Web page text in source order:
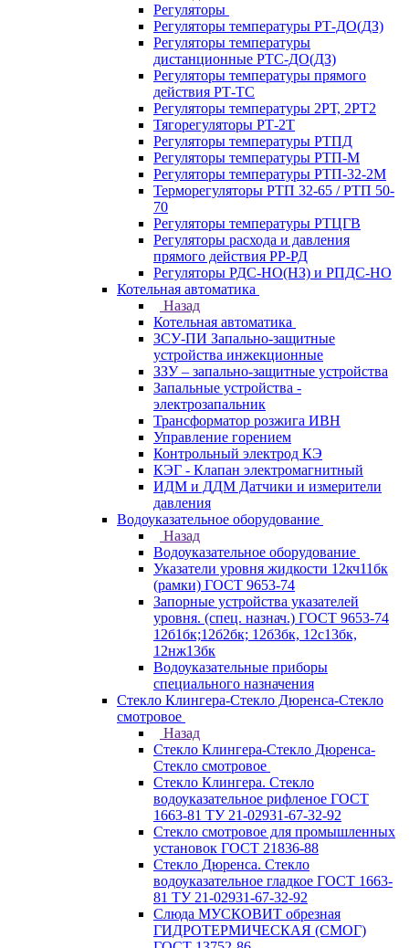
Регуляторы
Регуляторы температуры РТ-ДО(ДЗ)
Регуляторы температуры
дистанционные РТС-ДО(ДЗ)
Регуляторы температуры прямого
действия РТ-ТС
Регуляторы температуры 2РТ, 2РT2
Тягорегуляторы РТ-2Т
Регуляторы температуры РТПД
Регуляторы температуры РТП-M
Регуляторы температуры РТП-32-2М
Терморегуляторы РТП 32-65 / РТП 50-
70
Регуляторы температуры РТЦГВ
Регуляторы расхода и давления
прямого действия РР-РД
Регуляторы РДС-НО(НЗ) и РПДС-НО
Котельная автоматика
Назад
Котельная автоматика
ЗСУ-ПИ Запально-защитные
устройства инжекционные
ЗЗУ – запально-защитные устройства
Запальные устройства -
электрозапальник
Трансформатор розжига ИВН
Управление горением
Контрольный электрод КЭ
КЭГ - Клапан электромагнитный
ИДМ и ДДМ Датчики и измерители
давления
Водоуказательное оборудование
Назад
Водоуказательное оборудование
Указатели уровня жидкости 12кч11бк
(рамки) ГОСТ 9653-74
Запорные устройства указателей
уровня. (спец. назнач.) ГОСТ 9653-74
12б1бк;12б2бк; 12б3бк, 12с13бк,
12нж13бк
Водоуказательные приборы
специального назначения
Стекло Клингера-Стекло Дюренса-Стекло
смотровое
Назад
Стекло Клингера-Стекло Дюренса-
Стекло смотровое
Стекло Клингера. Стекло
водоуказательное рифленое ГОСТ
1663-81 ТУ 21-02931-67-32-92
Стекло смотровое для промышленных
установок ГОСТ 21836-88
Стекло Дюренса. Стекло
водоуказательное гладкое ГОСТ 1663-
81 ТУ 21-02931-67-32-92
Слюда МУСКОВИТ обрезная
ГИДРОТЕРМИЧЕСКАЯ (СМОГ)